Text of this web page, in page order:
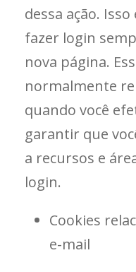
dessa ação.
fazer login
nova página.
normalmente
quando você
garantir que
a recursos e
login.
Cookies
e-mail